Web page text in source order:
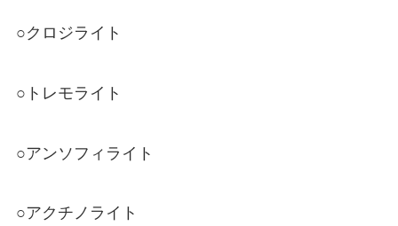
○クロジライト
○トレモライト
○アンソフィライト
○アクチノライト